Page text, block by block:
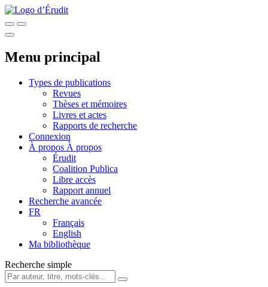
Menu principal
Types de publications
Revues
Thèses et mémoires
Livres et actes
Rapports de recherche
Connexion
À propos À propos
Érudit
Coalition Publica
Libre accès
Rapport annuel
Recherche avancée
FR
Français
English
Ma bibliothèque
Recherche simple